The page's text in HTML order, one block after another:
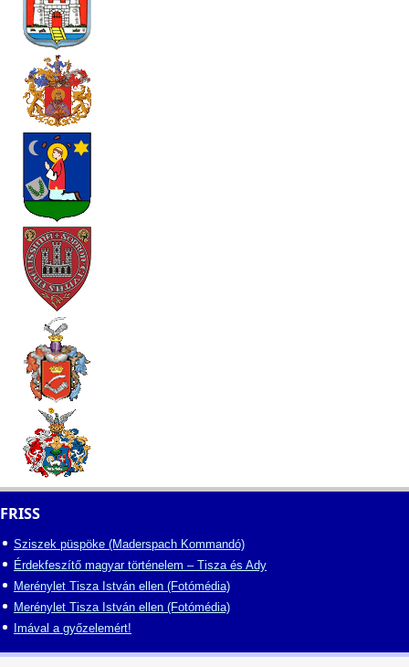
FRISS
Sziszek püspöke (Maderspach Kommandó)
Érdekfeszítő magyar történelem – Tisza és Ady
Merénylet Tisza István ellen (Fotómédia)
Merénylet Tisza István ellen (Fotómédia)
Imával a győzelemért!